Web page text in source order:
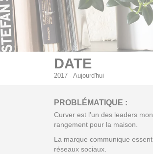
DATE
2017 - Aujourd'hui
PROBLÉMATIQUE :
Curver est l'un des leaders
rangement pour la maison.
La marque communique
réseaux sociaux.